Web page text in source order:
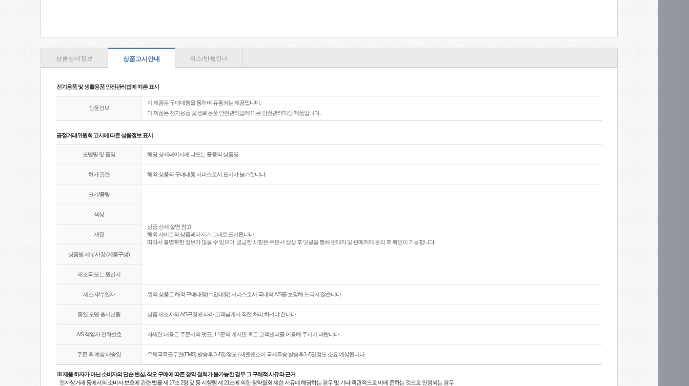
상품상세정보 상품고시안내 취소/반품안내
전기용품 및 생활용품 안전관리법에 따른 표시
상품정보
이 제품은 구매대행을 통하여 유통되는 제품입니다.
이 제품은 전기용품 및 생화용품 안전관리법에 따른 안전관리대상 제품입니다.
공정거래위원회 고시에 따른 상품정보 표시
모델명 및 품명 해당 상세페이지에 나오는 물품의 상품명
허가 관련 해외 상품의 구매대행 서비스로서 표기가 불가합니다.
크기/중량
상품 상세 설명 참고
해외 사이트의 상품페이지가 그대로 표기됩니다.
따라서 불명확한 정보가 많을 수 있으며, 궁금한 사항은 주문서 생성 후 덧글을 통해 판매자 및 판매저에 문의 후 확인이 가능합니다.
색상
재질
상품별 세부사항 (제품구성)
제조국 또는 원산지
제조자/수입자 위의 상품은 해외 구매대행(수입대행) 서비스로서 국내의 A/S를 보장해 드리지 않습니다.
동일 모델 출시년월 상품 제조사의 A/S규정에 따라 고객님게서 직접 처리 하셔야 합니다.
A/S 책임자 전화번호 자세한 내용은 주문서의 덧글, 1:1문의 게시판 혹은 고객센터를 이용해 주시기 바랍니다.
주문 후 예상 배송일 우체국특급우편(EMS) 발송후 3~5일정도 / 재팬엔조이 국제특송 발송후3~5일정도 소요 예상됩니다.
※제품 하자가 아닌 소비자의 단순 변심, 착오 구매에 따른 청약 철회가 불가능한 경우 그 구체적 사유와 근거
전자상거래 등에서의 소비자 보호에 관련 법률 제 17조 2항 및 동 시행령 제 21조에 의한 청약철회 제한 사유에 해당하는 경우 및 기타 객관적으로 이에 준하는 것으로 인정되는 경우